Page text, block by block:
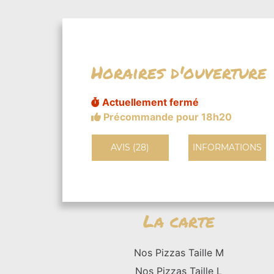
Horaires d'ouverture
Actuellement fermé
Précommande pour 18h20
AVIS (28) INFORMATIONS
La carte
Nos Pizzas Taille M
Nos Pizzas Taille L